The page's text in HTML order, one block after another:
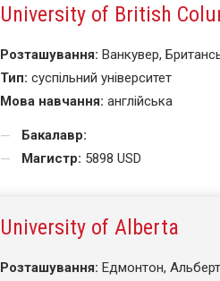
University of British
Розташування: Ванкувер,
Тип: суспільний університет
Мова навчання: англійська
Бакалавр:
Магистр: 5898 USD
University of Alberta
Розташування: Едмонтон,